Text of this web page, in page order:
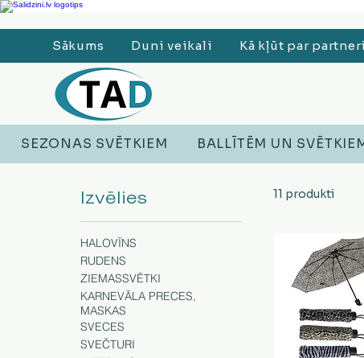
Ledusskapji, Sadzīves tehnika, Smaržas, Operatīvā atmiņa, Putekļu sūcēji,
Sākums Duni veikali Kā kļūt par partneri
SEZONAS SVĒTKIEM BALLĪTĒM UN
Izvēlies
HALOVĪNS
RUDENS
ZIEMASSVĒTKI
KARNEVĀLA PRECES,
MASKAS
SVECES
SVEČTURI
11 produkti